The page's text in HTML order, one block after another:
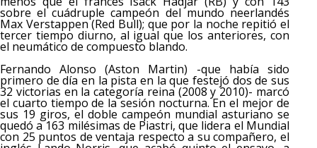
sobre el cuádruple campeón del mundo neerlandés
Max Verstappen (Red Bull); que por la noche repitió el
tercer tiempo diurno, al igual que los anteriores, con
el neumático de compuesto blando.
Fernando Alonso (Aston Martin) -que había sido
primero de día en la pista en la que festejó dos de sus
32 victorias en la categoría reina (2008 y 2010)- marcó
el cuarto tiempo de la sesión nocturna. En el mejor de
sus 19 giros, el doble campeón mundial asturiano se
quedó a 163 milésimas de Piastri, que lidera el Mundial
con 25 puntos de ventaja respecto a su compañero, el